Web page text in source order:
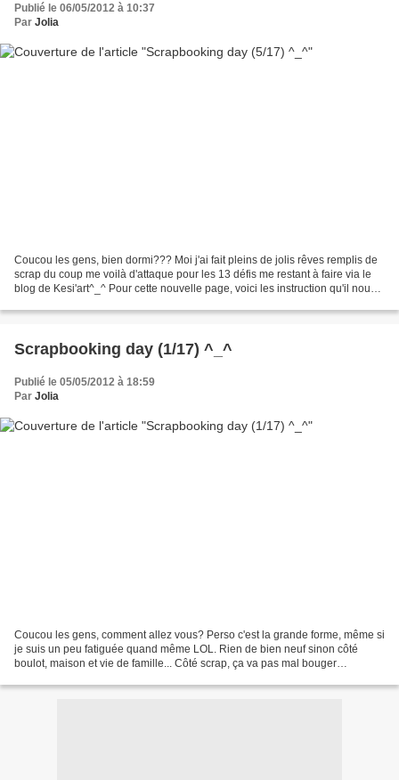
Publié le 06/05/2012 à 10:37
Par Jolia
Coucou les gens, bien dormi??? Moi j'ai fait pleins de jolis rêves remplis de
scrap du coup me voilà d'attaque pour les 13 défis me restant à faire via le
blog de Kesi'art^_^ Pour cette nouvelle page, voici les instruction qu'il nous
Scrapbooking day (1/17) ^_^
Publié le 05/05/2012 à 18:59
Par Jolia
Coucou les gens, comment allez vous? Perso c'est la grande forme, même si
je suis un peu fatiguée quand même LOL. Rien de bien neuf sinon côté
boulot, maison et vie de famille... Côté scrap, ça va pas mal bouger